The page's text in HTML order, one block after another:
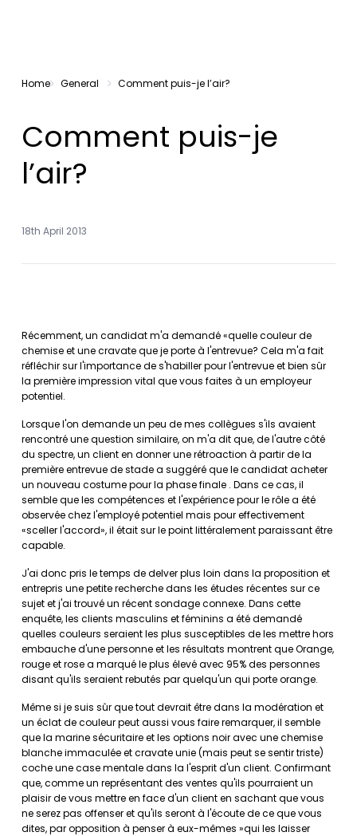
Home General Comment puis-je l’air?
Comment puis-je
l’air?
18th April 2013
Récemment, un candidat m'a demandé «quelle couleur de
chemise et une cravate que je porte à l'entrevue? Cela m'a fait
réfléchir sur l'importance de s'habiller pour l'entrevue et bien sûr
la première impression vital que vous faites à un employeur
potentiel.
Lorsque l'on demande un peu de mes collègues s'ils avaient
rencontré une question similaire, on m'a dit que, de l'autre côté
du spectre, un client en donner une rétroaction à partir de la
première entrevue de stade a suggéré que le candidat acheter
un nouveau costume pour la phase finale . Dans ce cas, il
semble que les compétences et l'expérience pour le rôle a été
observée chez l'employé potentiel mais pour effectivement
«sceller l'accord», il était sur le point littéralement paraissant être
capable.
J'ai donc pris le temps de delver plus loin dans la proposition et
entrepris une petite recherche dans les études récentes sur ce
sujet et j'ai trouvé un récent sondage connexe. Dans cette
enquête, les clients masculins et féminins a été demandé
quelles couleurs seraient les plus susceptibles de les mettre hors
embauche d'une personne et les résultats montrent que Orange,
rouge et rose a marqué le plus élevé avec 95% des personnes
disant qu'ils seraient rebutés par quelqu'un qui porte orange.
Même si je suis sûr que tout devrait être dans la modération et
un éclat de couleur peut aussi vous faire remarquer, il semble
que la marine sécuritaire et les options noir avec une chemise
blanche immaculée et cravate unie (mais peut se sentir triste)
coche une case mentale dans la l'esprit d'un client. Confirmant
que, comme un représentant des ventes qu'ils pourraient un
plaisir de vous mettre en face d'un client en sachant que vous
ne serez pas offenser et qu'ils seront à l'écoute de ce que vous
dites, par opposition à penser à eux-mêmes »qui les laisser